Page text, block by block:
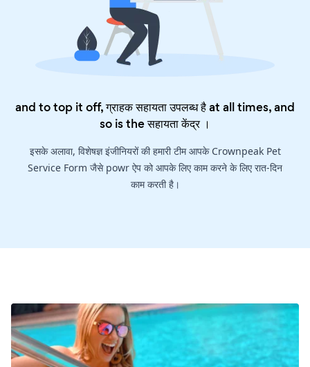
and to top it off, ग्राहक सहायता उपलब्ध है at all times, and
so is theसहायता केंद्र।
इसके अलावा, विशेषज्ञ इंजीनियरों की हमारी टीम आपके Crownpeak Pet
Service Form जैसे powr ऐप को आपके लिए काम करने के लिए रात-दिन
काम करती है।